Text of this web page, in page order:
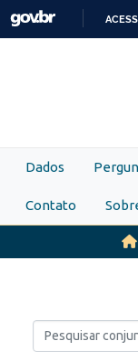
Skip to main content
Dados
Contato